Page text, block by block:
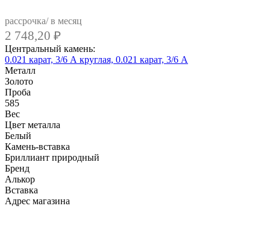
рассрочка/ в месяц
2 748,20 ₽
Центральный камень:
0.021 карат, 3/6 А круглая, 0.021 карат, 3/6 А
Металл
Золото
Проба
585
Вес
Цвет металла
Белый
Камень-вставка
Бриллиант природный
Бренд
Алькор
Вcтавка
Адрес магазина